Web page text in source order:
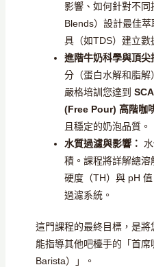
影響、如何針對不
Blends）設計最佳
具（如TDS）建立數
進階牛奶科學與頂尖
分（蛋白水解和脂解
嚴格培訓您達到
(Free Pour) 高階咖
且穩定的奶泡品質。
水質過濾與影響：
積。課程將詳解總溶
硬度（TH）與 pH
過濾系統。
這門課程的最終目標，是
能指導其他吧檯手的「首席
Barista）」。